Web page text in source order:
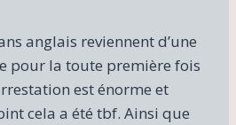
anglais reviennent d’une
pour la toute première fois
est énorme et
cela a été tbf. Ainsi que